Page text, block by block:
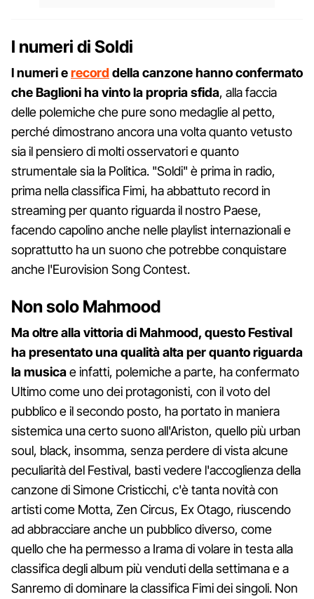
I numeri di Soldi
I numeri erecord della canzone hanno confermato
che Baglioni ha vinto la propria sfida, alla faccia
delle polemiche che pure sono medaglie al petto,
perché dimostrano ancora una volta quanto vetusto
sia il pensiero di molti osservatori e quanto
strumentale sia la Politica. "Soldi" è prima in radio,
prima nella classifica Fimi, ha abbattuto record in
streaming per quanto riguarda il nostro Paese,
facendo capolino anche nelle playlist internazionali e
soprattutto ha un suono che potrebbe conquistare
anche l'Eurovision Song Contest.
Non solo Mahmood
Ma oltre alla vittoria di Mahmood, questo Festival
ha presentato una qualità alta per quanto riguarda
la musicae infatti, polemiche a parte, ha confermato
Ultimo come uno dei protagonisti, con il voto del
pubblico e il secondo posto, ha portato in maniera
sistemica una certo suono all'Ariston, quello più urban
soul, black, insomma, senza perdere di vista alcune
peculiarità del Festival, basti vedere l'accoglienza della
canzone di Simone Cristicchi, c'è tanta novità con
artisti come Motta, Zen Circus, Ex Otago, riuscendo
ad abbracciare anche un pubblico diverso, come
quello che ha permesso a Irama di volare in testa alla
classifica degli album più venduti della settimana e a
Sanremo di dominare la classifica Fimi dei singoli. Non